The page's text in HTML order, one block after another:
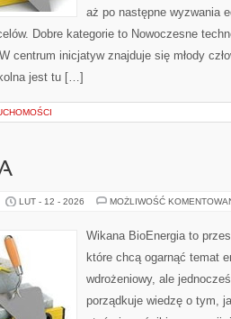
aż po następne wyzwania
Dobre kategorie to Nowoczesne
centrum inicjatyw znajduje się młody
jest tu […]
LUT - 12 - 2026 MOŻLIWOŚĆ
Wikana BioEnergia to
które chcą ogarnąć temat
wdrożeniowy, ale
porządkuje wiedzę o tym,